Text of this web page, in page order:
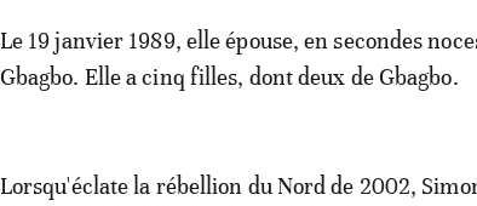
Le 19 janvier 1989, elle épouse, en secondes
Gbagbo. Elle a cinq filles, dont deux de Gbagbo.
Lorsqu'éclate la rébellion du Nord de 2002,